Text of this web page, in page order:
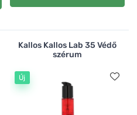
Kallos Kallos Lab 35 Védő
szérum
Új